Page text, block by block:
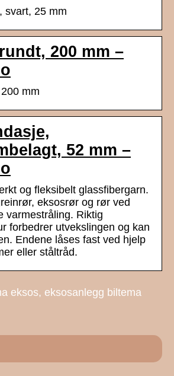
svart, 25 mm
200 mm –
mm
52 mm –
og fleksibelt glassfibergarn.
eksosrør og rør ved
varmestråling. Riktig
forbedrer utvekslingen og kan
Endene låses fast ved hjelp
eller ståltråd.
eksos, eksosanlegg biltema